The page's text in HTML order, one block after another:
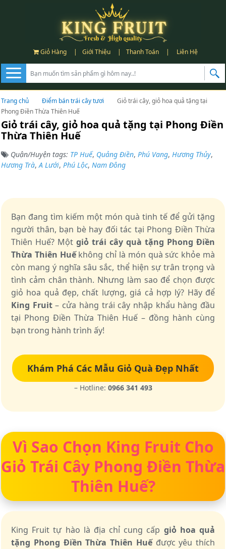
Giỏ Hàng | Giới Thiệu | Thanh Toán | Liên Hệ
Trang chủ Điểm bán trái cây tươi
Giỏ trái cây, giỏ hoa quả tặng tại
Phong Điền Thừa Thiên Huế
Giỏ trái cây, giỏ hoa quả tặng tại Phong Điền
Thừa Thiên Huế
Quận/Huyện tags: TP Huế, Quảng Điền, Phú Vang, Hương Thủy,
Hương Trà,A Lưới, Phú Lộc, Nam Đông
Bạn đang tìm kiếm một món quà tinh tế để gửi tặng
người thân, bạn bè hay đối tác tại Phong Điền Thừa
Thiên Huế? Một giỏ trái cây quà tặng Phong Điền
Thừa Thiên Huếkhông chỉ là món quà sức khỏe mà
còn mang ý nghĩa sâu sắc, thể hiện sự trân trọng và
tình cảm chân thành. Nhưng làm sao để chọn được
giỏ hoa quả đẹp, chất lượng, giá cả hợp lý? Hãy để
King Fruit– cửa hàng trái cây nhập khẩu hàng đầu
tại Phong Điền Thừa Thiên Huế – đồng hành cùng
bạn trong hành trình ấy!
Khám Phá Các Mẫu Giỏ Quà Đẹp Nhất
– Hotline: 0966 341 493
Vì Sao Chọn King Fruit Cho
Giỏ Trái Cây Phong Điền Thừa
Thiên Huế?
King Fruit tự hào là địa chỉ cung cấp giỏ hoa quả
tặng Phong Điền Thừa Thiên Huếđược yêu thích